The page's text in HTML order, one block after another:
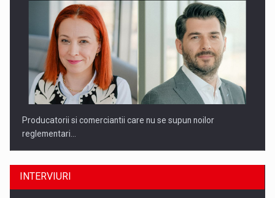
Producatorii si comerciantii care nu se supun noilor
reglementari…
INTERVIURI